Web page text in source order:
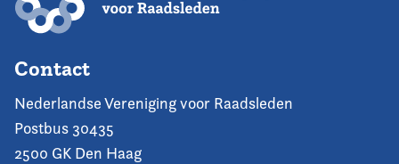
Contact
Nederlandse Vereniging voor Raadsleden
Postbus 30435
2500 GK Den Haag